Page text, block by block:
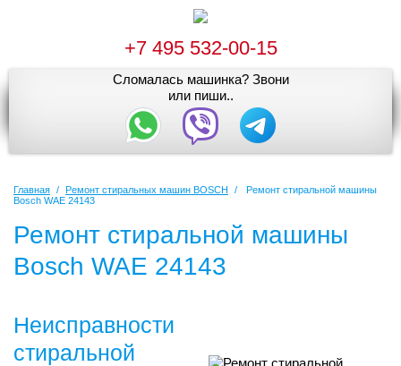
+7 495 532-00-15
Сломалась машинка? Звони
или пиши..
Главная / Ремонт стиральных машин BOSCH /
Ремонт стиральной машины
Bosch WAE 24143
Ремонт стиральной машины
Bosch WAE 24143
Неисправности
стиральной